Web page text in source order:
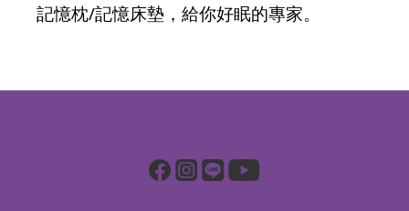
記憶枕/記憶床墊，給你好眠的專家。